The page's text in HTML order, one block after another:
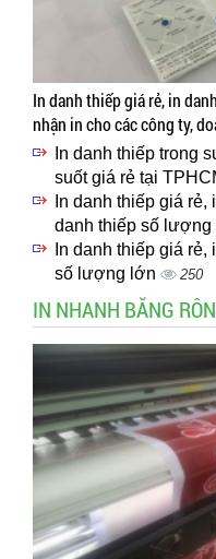
In danh thiếp giá rẻ, in
nhận in cho các công ty,
In danh thiếp trong
suốt giá rẻ tại
In danh thiếp giá
danh thiếp số lượng
In danh thiếp giá
số lượng lớn
250
IN NHANH BĂNG RÔN